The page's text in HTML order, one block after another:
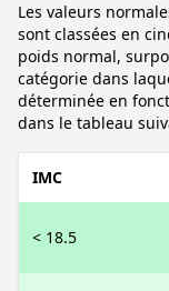
Les valeurs
sont classées en
poids normal,
catégorie dans
déterminée en
dans le tableau
IMC
< 18.5